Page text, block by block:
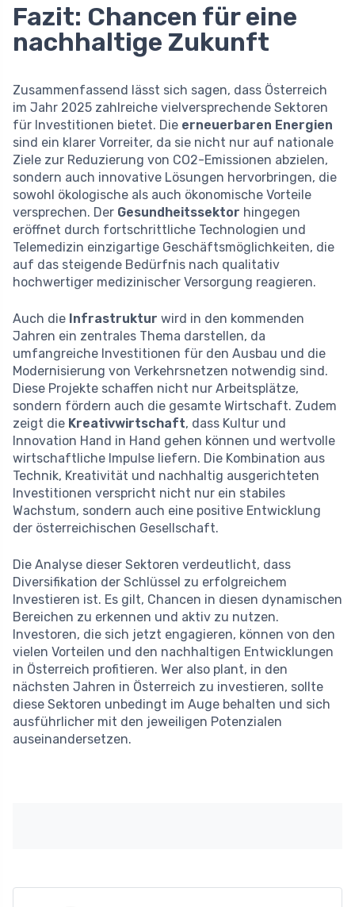
Fazit: Chancen für eine
nachhaltige Zukunft
Zusammenfassend lässt sich sagen, dass Österreich
im Jahr 2025 zahlreiche vielversprechende Sektoren
für Investitionen bietet. Die erneuerbaren Energien
sind ein klarer Vorreiter, da sie nicht nur auf nationale
Ziele zur Reduzierung von CO2-Emissionen abzielen,
sondern auch innovative Lösungen hervorbringen, die
sowohl ökologische als auch ökonomische Vorteile
versprechen. Der Gesundheitssektor hingegen
eröffnet durch fortschrittliche Technologien und
Telemedizin einzigartige Geschäftsmöglichkeiten, die
auf das steigende Bedürfnis nach qualitativ
hochwertiger medizinischer Versorgung reagieren.
Auch die Infrastruktur wird in den kommenden
Jahren ein zentrales Thema darstellen, da
umfangreiche Investitionen für den Ausbau und die
Modernisierung von Verkehrsnetzen notwendig sind.
Diese Projekte schaffen nicht nur Arbeitsplätze,
sondern fördern auch die gesamte Wirtschaft. Zudem
zeigt die Kreativwirtschaft, dass Kultur und
Innovation Hand in Hand gehen können und wertvolle
wirtschaftliche Impulse liefern. Die Kombination aus
Technik, Kreativität und nachhaltig ausgerichteten
Investitionen verspricht nicht nur ein stabiles
Wachstum, sondern auch eine positive Entwicklung
der österreichischen Gesellschaft.
Die Analyse dieser Sektoren verdeutlicht, dass
Diversifikation der Schlüssel zu erfolgreichem
Investieren ist. Es gilt, Chancen in diesen dynamischen
Bereichen zu erkennen und aktiv zu nutzen.
Investoren, die sich jetzt engagieren, können von den
vielen Vorteilen und den nachhaltigen Entwicklungen
in Österreich profitieren. Wer also plant, in den
nächsten Jahren in Österreich zu investieren, sollte
diese Sektoren unbedingt im Auge behalten und sich
ausführlicher mit den jeweiligen Potenzialen
auseinandersetzen.